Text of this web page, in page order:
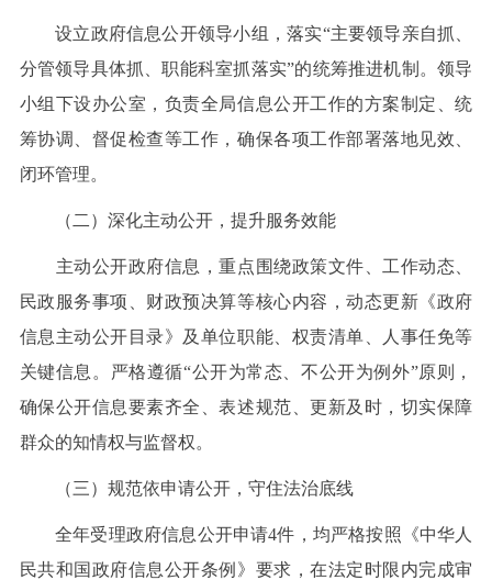
设立政府信息公开领导小组，落实“主要领导亲自抓、
分管领导具体抓、职能科室抓落实”的统筹推进机制。领导
小组下设办公室，负责全局信息公开工作的方案制定、统
筹协调、督促检查等工作，确保各项工作部署落地见效、
闭环管理。
（二）深化主动公开，提升服务效能
主动公开政府信息，重点围绕政策文件、工作动态、
民政服务事项、财政预决算等核心内容，动态更新《政府
信息主动公开目录》及单位职能、权责清单、人事任免等
关键信息。严格遵循“公开为常态、不公开为例外”原则，
确保公开信息要素齐全、表述规范、更新及时，切实保障
群众的知情权与监督权。
（三）规范依申请公开，守住法治底线
全年受理政府信息公开申请4件，均严格按照《中华人
民共和国政府信息公开条例》要求，在法定时限内完成审